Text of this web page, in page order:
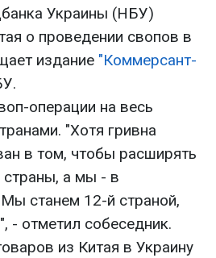
Украины (НБУ)
о проведении свопов в
издание "Коммерсант-
операции на весь
"Хотя гривна
в том, чтобы расширять
страны, а мы - в
станем 12-й страной,
- отметил собеседник.
из Китая в Украину